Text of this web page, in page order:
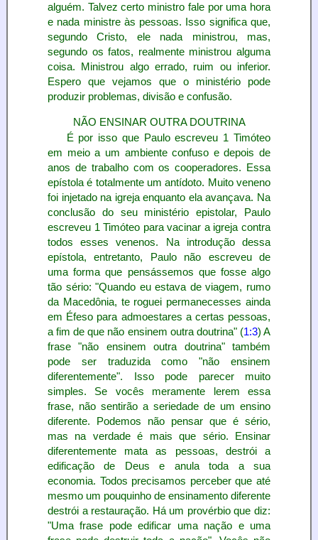
alguém. Talvez certo ministro fale por uma hora
e nada ministre às pessoas. Isso significa que,
segundo Cristo, ele nada ministrou, mas,
segundo os fatos, realmente ministrou alguma
coisa. Ministrou algo errado, ruim ou inferior.
Espero que vejamos que o ministério pode
produzir problemas, divisão e confusão.
NÃO ENSINAR OUTRA DOUTRINA
É por isso que Paulo escreveu 1 Timóteo
em meio a um ambiente confuso e depois de
anos de trabalho com os cooperadores. Essa
epístola é totalmente um antídoto. Muito veneno
foi injetado na igreja enquanto ela avançava. Na
conclusão do seu ministério epistolar, Paulo
escreveu 1 Timóteo para vacinar a igreja contra
todos esses venenos. Na introdução dessa
epístola, entretanto, Paulo não escreveu de
uma forma que pensássemos que fosse algo
tão sério: "Quando eu estava de viagem, rumo
da Macedônia, te roguei permanecesses ainda
em Éfeso para admoestares a certas pessoas,
a fim de que não ensinem outra doutrina" (1:3) A
frase "não ensinem outra doutrina" também
pode ser traduzida como "não ensinem
diferentemente". Isso pode parecer muito
simples. Se vocês meramente lerem essa
frase, não sentirão a seriedade de um ensino
diferente. Podemos não pensar que é sério,
mas na verdade é mais que sério. Ensinar
diferentemente mata as pessoas, destrói a
edificação de Deus e anula toda a sua
economia. Todos precisamos perceber que até
mesmo um pouquinho de ensinamento diferente
destrói a restauração. Há um provérbio que diz:
"Uma frase pode edificar uma nação e uma